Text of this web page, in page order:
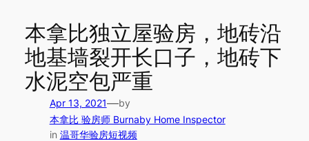
本拿比独立屋验房，地砖沿
地基墙裂开长口子，地砖下
水泥空包严重
Apr 13, 2021—by
本拿比 验房师 Burnaby Home Inspector
in 温哥华验房短视频